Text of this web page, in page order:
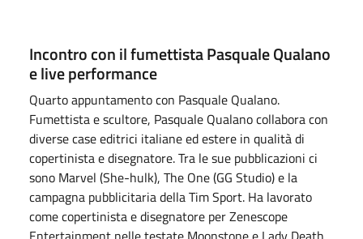
Incontro con il fumettista Pasquale Qualano
e live performance
Quarto appuntamento con Pasquale Qualano.
Fumettista e scultore, Pasquale Qualano collabora con
diverse case editrici italiane ed estere in qualità di
copertinista e disegnatore. Tra le sue pubblicazioni ci
sono Marvel (She-hulk), The One (GG Studio) e la
campagna pubblicitaria della Tim Sport. Ha lavorato
come copertinista e disegnatore per Zenescope